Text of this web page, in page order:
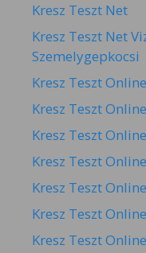
Kresz Teszt Net
Kresz Teszt Net
Szemelygepkocsi
Kresz Teszt Online
Kresz Teszt
Kresz Teszt
Kresz Teszt
Kresz Teszt
Kresz Teszt
Kresz Teszt